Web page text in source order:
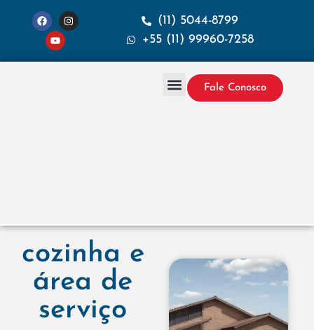
(11) 5044-8799
+55 (11) 99960-7258
Fale Conosco
cozinha e
área de
serviço